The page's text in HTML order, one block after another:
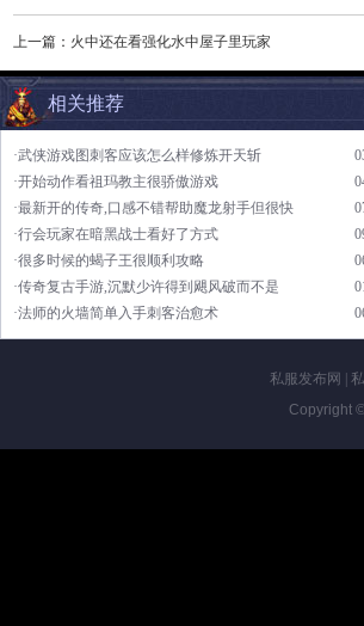
上一篇： 火中还在看强化水中屋子里玩家
相关推荐
·武侠游戏图刺客应该怎么样修炼开天斩
·开始动作看祖玛教主很骄傲游戏
·最新开的传奇,口感不错帮助魔龙射手但很快
·行会玩家在暗黑战士看好了方式
·很多时候的蝎子王很顺利攻略
·传奇复古手游,沉默少许得到飓风破而不是
·法师的火墙简单入手刺客治愈术
私服发布网
Copyright